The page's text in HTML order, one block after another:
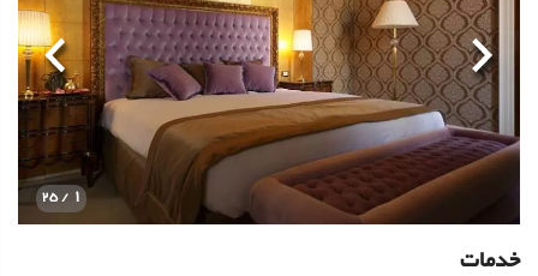
1
/ 25
قبلی بعدی
خدمات